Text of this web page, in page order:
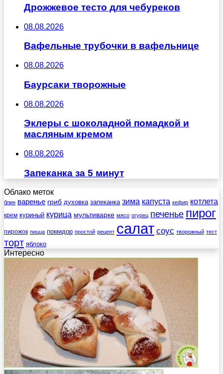
Дрожжевое тесто для чебуреков
08.08.2026
Вафельные трубочки в вафельнице
08.08.2026
Баурсаки творожные
08.08.2026
Эклеры с шоколадной помадкой и
масляным кремом
08.08.2026
Запеканка за 5 минут
Облако меток
блин варенье гриб духовка запеканка зима капуста кефир котлета
крем куриный курица мультиварке мясо огурец печенье пирог
пирожок пицца помидор простой рецепт салат соус творожный тест
торт яблоко
Интересно